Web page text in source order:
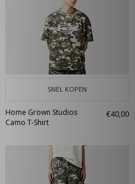
SNEL KOPEN
Home Grown Studios
Camo T-Shirt
€40,00